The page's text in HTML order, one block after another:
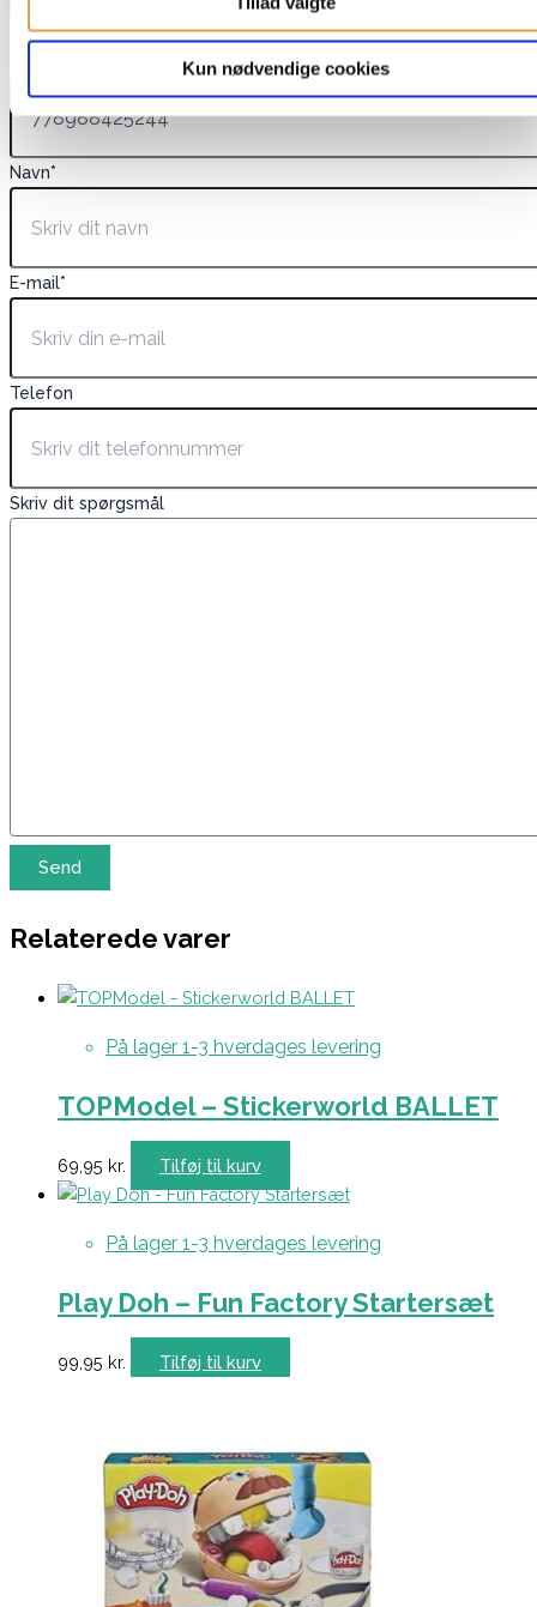
Kun nødvendige cookies
Dette felt er skjult, når du får vist formularen
Navn*
E-mail*
Telefon
Skriv dit spørgsmål
Relaterede varer
På lager 1-3 hverdages levering
TOPModel – Stickerworld BALLET
69,95 kr. Tilføj til kurv
På lager 1-3 hverdages levering
Play Doh – Fun Factory Startersæt
99,95 kr. Tilføj til kurv